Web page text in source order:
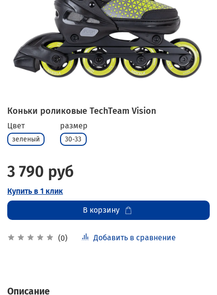
Коньки роликовые TechTeam Vision
(0) Добавить в сравнение
Цвет
зеленый
размер
30-33
3 790 руб
Купить в 1 клик
В корзину
Описание